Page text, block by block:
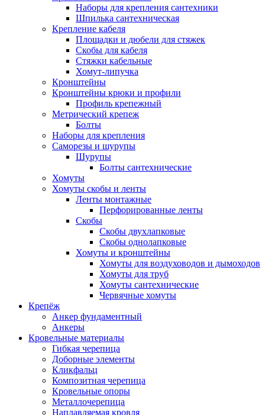
Наборы для крепления сантехники
Шпилька сантехническая
Крепление кабеля
Площадки и дюбели для стяжек
Скобы для кабеля
Стяжки кабельные
Хомут-липучка
Кронштейны
Кронштейны крюки и профили
Профиль крепежный
Метрический крепеж
Болты
Наборы для крепления
Саморезы и шурупы
Шурупы
Болты сантехнические
Хомуты
Хомуты скобы и ленты
Ленты монтажные
Перфорированные ленты
Скобы
Скобы двухлапковые
Скобы однолапковые
Хомуты и кронштейны
Хомуты для воздуховодов и дымоходов
Хомуты для труб
Хомуты сантехнические
Червячные хомуты
Крепёж
Анкер фундаментный
Анкеры
Кровельные материалы
Гибкая черепица
Доборные элементы
Кликфальц
Композитная черепица
Кровельные опоры
Металлочерепица
Наплавляемая кровля